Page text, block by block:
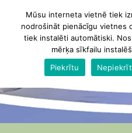
Mūsu interneta vietnē tiek
nodrošināt pienācīgu vietnes
tiek instalēti automātiski.
mērķa sīkfailu
Piekrītu